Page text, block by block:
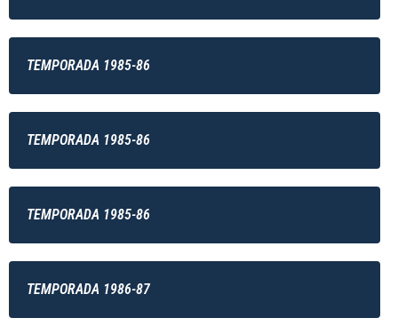
TEMPORADA 1985-86
TEMPORADA 1985-86
TEMPORADA 1985-86
TEMPORADA 1986-87